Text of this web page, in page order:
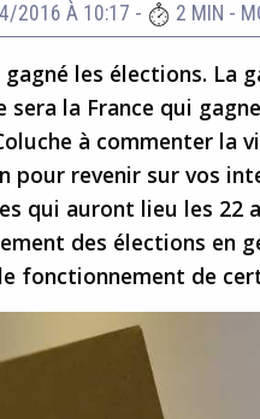
2016 À 10:17 - 2 MIN -
les élections. La
sera la France qui
à commenter la
pour revenir sur vos
qui auront lieu les 22
des élections en
fonctionnement de